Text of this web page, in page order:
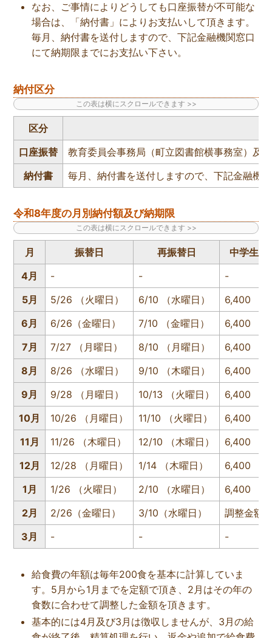
なお、ご事情によりどうしても口座振替が不可能な
場合は、「納付書」によりお支払いして頂きます。
毎月、納付書を送付しますので、下記金融機関窓口
にて納期限までにお支払い下さい。
納付区分
区分
口座振替
教育委員会事務局（町立図書館横事務室）及
納付書
毎月、納付書を送付しますので、下記金融機
令和8年度の月別納付額及び納期限
月 振替日 再振替日
中学生
4月
- -
-
5月
5/26 （火曜日） 6/10 （水曜日）
6,400
6月
6/26（金曜日） 7/10 （金曜日）
6,400
7月
7/27 （月曜日） 8/10 （月曜日）
6,400
8月
8/26 （水曜日） 9/10 （木曜日）
6,400
9月
9/28 （月曜日） 10/13 （火曜日）
6,400
10月
10/26 （月曜日） 11/10 （火曜日）
6,400
11月
11/26 （木曜日） 12/10 （木曜日）
6,400
12月
12/28 （月曜日） 1/14 （木曜日）
6,400
1月
1/26 （火曜日） 2/10 （水曜日）
6,400
2月
2/26（金曜日） 3/10（水曜日）
調整金額
3月
- - -
給食費の年額は毎年200食を基本に計算していま
す。5月から1月までを定額で頂き、2月はその年の
食数に合わせて調整した金額を頂きます。
基本的には4月及び3月は徴収しませんが、3月の給